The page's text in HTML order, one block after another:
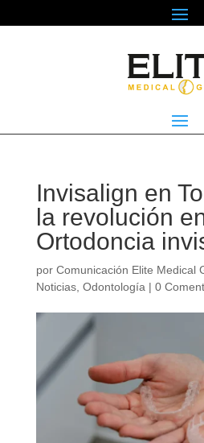
Invisalign en
la revolución
Ortodoncia
por Comunicación Elite Medical
Noticias, Odontología| 0